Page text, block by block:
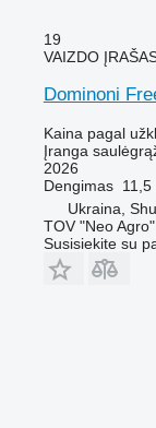
19
VAIZDO
Dominoni
Kaina pagal
Įranga
2026
Dengimas 11,5
Ukraina,
TOV "Neo Agro"
Susisiekite su